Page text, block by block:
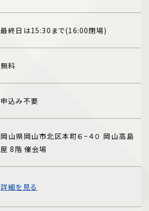
最終日は15:30まで(16:00閉場)
無料
申込み不要
岡山県岡山市北区本町６−４０ 岡山高島
屋 8階 催会場
詳細を見る